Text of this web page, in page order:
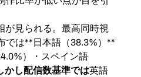
見られる。最高同時視
では**日本語（38.3%）**
）・スペイン語
かし配信数基準では英語